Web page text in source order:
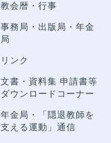
教会暦・行事
事務局・出版局・年金
局
リンク
文書・資料集 申請書等
ダウンロードコーナー
年金局・
「隠退教師を
支える運動」通信